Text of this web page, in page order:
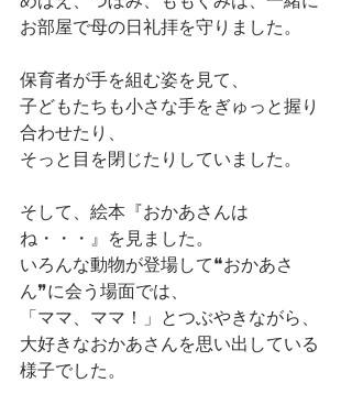
お部屋で母の日礼拝を守りました。
保育者が手を組む姿を見て、
子どもたちも小さな手をぎゅっと握り
合わせたり、
そっと目を閉じたりしていました。
そして、絵本『おかあさんは
ね・・・』を見ました。
いろんな動物が登場して❝おかあさ
ん❞に会う場面では、
「ママ、ママ！」とつぶやきながら、
大好きなおかあさんを思い出している
様子でした。